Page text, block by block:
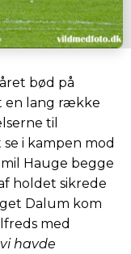
bød på
en lang række
til
i kampen mod
Hauge begge
holdet sikrede
Dalum kom
med
havde